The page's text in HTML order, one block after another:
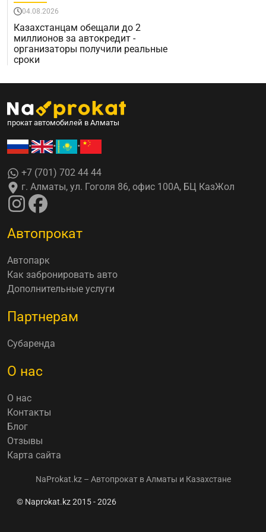
04.08.2026
Казахстанцам обещали до 2
миллионов за автокредит -
организаторы получили реальные
сроки
прокат автомобилей в Алматы
• • •
+7 (701) 702 44 44
г. Алматы, ул. Гоголя 86, офис 100А, БЦ КазЖол
Автопрокат
Автопарк
Как забронировать авто
Дополнительные услуги
Партнерам
Субаренда
О нас
О нас
Контакты
Блог
Отзывы
Карта сайта
NaProkat.kz – Автопрокат в Алматы и Казахстане
© Naprokat.kz 2015 - 2026